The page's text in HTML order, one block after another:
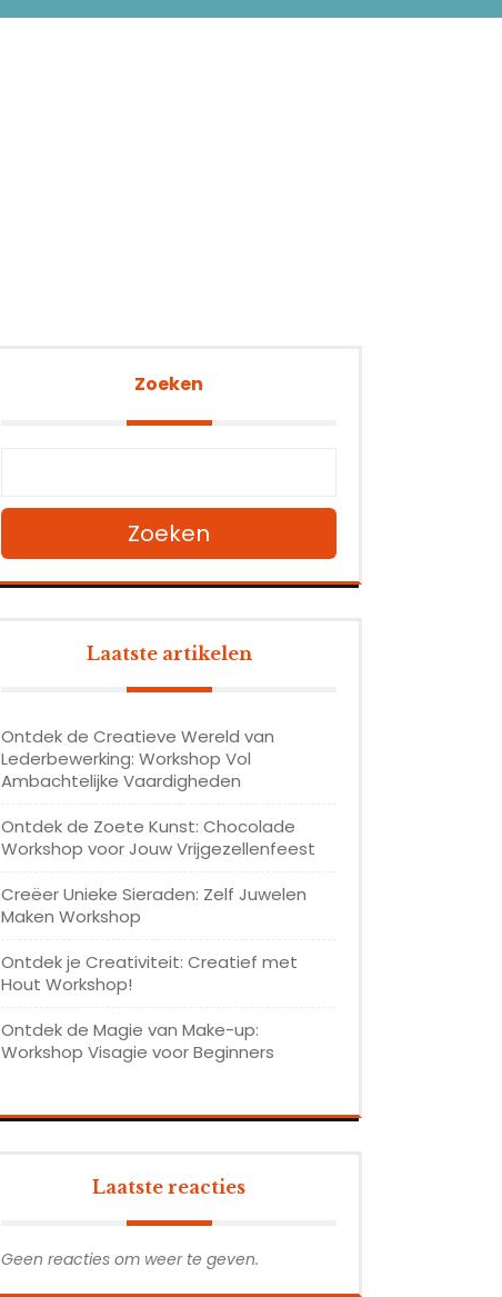
Zoeken
Zoeken
Laatste artikelen
Ontdek de Creatieve Wereld van
Lederbewerking: Workshop Vol
Ambachtelijke Vaardigheden
Ontdek de Zoete Kunst: Chocolade
Workshop voor Jouw Vrijgezellenfeest
Creëer Unieke Sieraden: Zelf Juwelen
Maken Workshop
Ontdek je Creativiteit: Creatief met
Hout Workshop!
Ontdek de Magie van Make-up:
Workshop Visagie voor Beginners
Laatste reacties
Geen reacties om weer te geven.